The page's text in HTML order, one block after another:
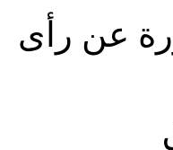
عن رأى